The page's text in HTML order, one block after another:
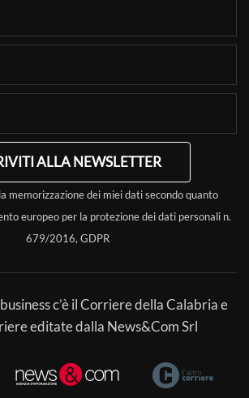
ALLA NEWSLETTER
memorizzazione dei miei dati secondo quanto
europeo per la protezione dei dati personali n.
679/2016, GDPR
c’è il Corriere della Calabria e
editate dalla News&Com Srl